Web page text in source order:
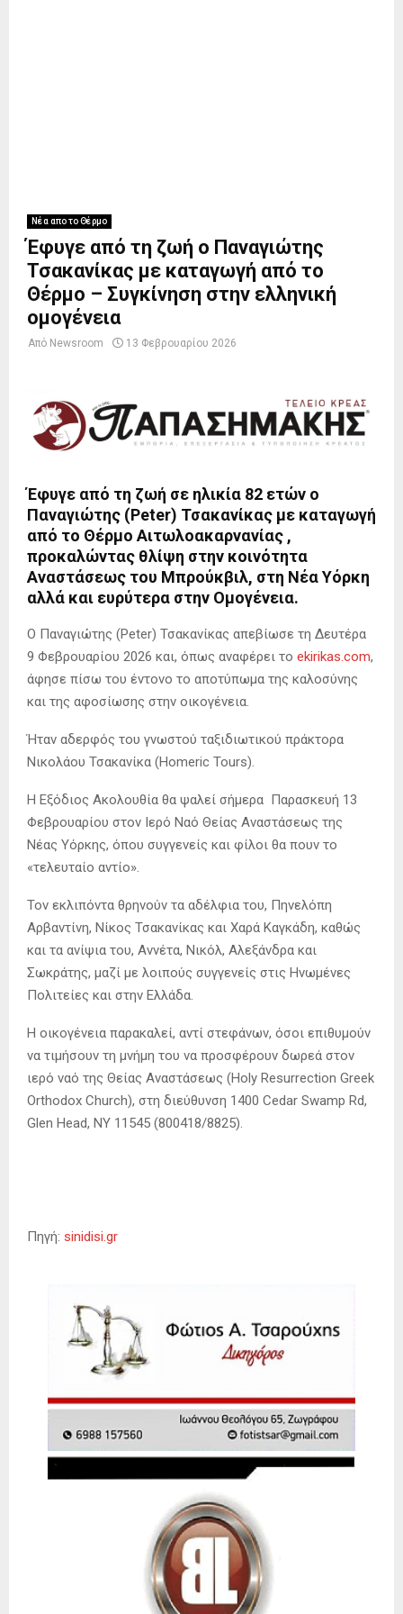
Νέα απο το Θέρμο
Έφυγε από τη ζωή ο Παναγιώτης
Τσακανίκας με καταγωγή από το
Θέρμο – Συγκίνηση στην ελληνική
ομογένεια
Από Newsroom 13 Φεβρουαρίου 2026
Έφυγε από τη ζωή σε ηλικία 82 ετών ο
Παναγιώτης (Peter) Τσακανίκας με καταγωγή
από το Θέρμο Αιτωλοακαρνανίας ,
προκαλώντας θλίψη στην κοινότητα
Αναστάσεως του Μπρούκβιλ, στη Νέα Υόρκη
αλλά και ευρύτερα στην Ομογένεια.
Ο Παναγιώτης (Peter) Τσακανίκας απεβίωσε τη Δευτέρα
9 Φεβρουαρίου 2026 και, όπως αναφέρει το ekirikas.com,
άφησε πίσω του έντονο το αποτύπωμα της καλοσύνης
και της αφοσίωσης στην οικογένεια.
Ήταν αδερφός του γνωστού ταξιδιωτικού πράκτορα
Νικολάου Τσακανίκα (Homeric Tours).
Η Εξόδιος Ακολουθία θα ψαλεί σήμερα Παρασκευή 13
Φεβρουαρίου στον Ιερό Ναό Θείας Αναστάσεως της
Νέας Υόρκης, όπου συγγενείς και φίλοι θα πουν το
«τελευταίο αντίο».
Τον εκλιπόντα θρηνούν τα αδέλφια του, Πηνελόπη
Αρβαντίνη, Νίκος Τσακανίκας και Χαρά Καγκάδη, καθώς
και τα ανίψια του, Αννέτα, Νικόλ, Αλεξάνδρα και
Σωκράτης, μαζί με λοιπούς συγγενείς στις Ηνωμένες
Πολιτείες και στην Ελλάδα.
Η οικογένεια παρακαλεί, αντί στεφάνων, όσοι επιθυμούν
να τιμήσουν τη μνήμη του να προσφέρουν δωρεά στον
ιερό ναό της Θείας Αναστάσεως (Holy Resurrection Greek
Orthodox Church), στη διεύθυνση 1400 Cedar Swamp Rd,
Glen Head, NY 11545 (800418/8825).
Πηγή: sinidisi.gr